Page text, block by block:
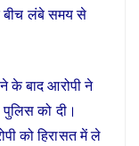
बीच लंबे समय से
के बाद आरोपी ने
को दी।
को हिरासत में ले